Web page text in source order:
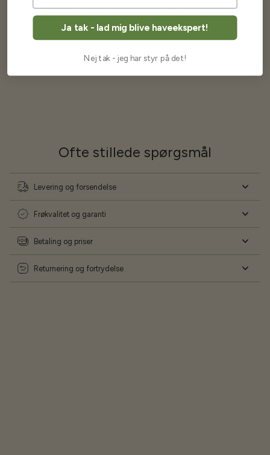
wauw en god kvalitet og størrelse.
Som skrevet før når jeg har skrevet med Bjarne har jeg altid mødt
venlighed og god service.
Jeg vil klart anbefale andre at købe her fra
Ofte stillede spørgsmål
Levering og forsendelse
Frøkvalitet og garanti
Betaling og priser
Returnering og fortrydelse
Ja tak - lad mig blive haveekspert!
Nej tak - jeg har styr på det!